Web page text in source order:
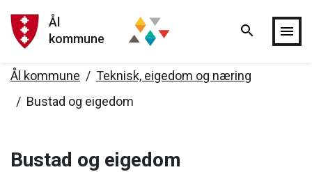
Hopp til hovedinnholdet
Ål
kommune
search menu
Ål kommune
Teknisk, eigedom og næring
Bustad og eigedom
Bustad og eigedom